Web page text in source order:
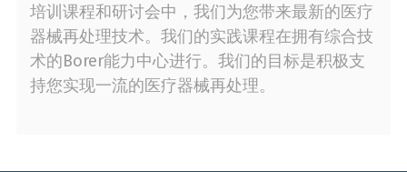
培训课程和研讨会中，我们为您带来最新的医疗
器械再处理技术。我们的实践课程在拥有综合技
术的Borer能力中心进行。我们的目标是积极支
持您实现一流的医疗器械再处理。